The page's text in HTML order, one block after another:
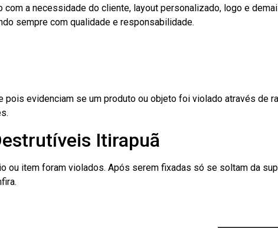
a necessidade do cliente, layout personalizado, logo e
sempre com qualidade e responsabilidade.
evidenciam se um produto ou objeto foi violado através de
Itirapuã
ou item foram violados. Após serem fixadas só se soltam da